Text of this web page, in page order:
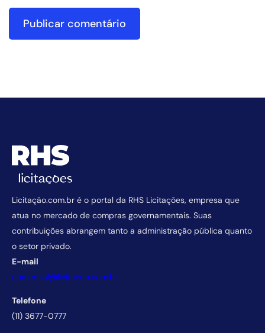
Licitação.com.br é o portal da RHS Licitações, empresa que
atua no mercado de compras governamentais. Suas
contribuições abrangem tanto a administração pública quanto
o setor privado.
E-mail
comercial@licitacao.com.br
Telefone
(11) 3677-0777